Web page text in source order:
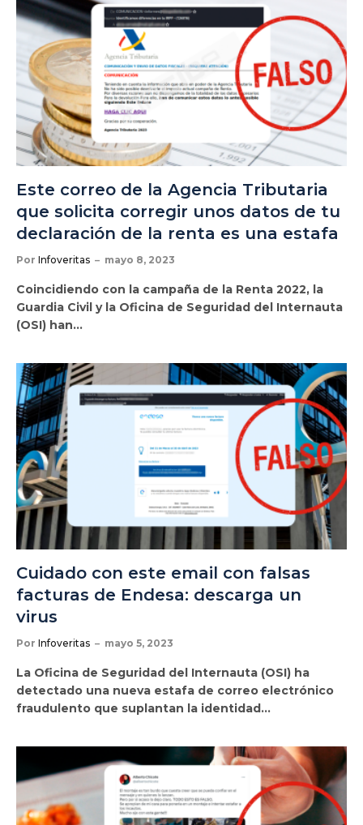
Este correo de la Agencia Tributaria
que solicita corregir unos datos de tu
declaración de la renta es una estafa
Por Infoveritas mayo 8, 2023
Coincidiendo con la campaña de la Renta 2022, la
Guardia Civil y la Oficina de Seguridad del Internauta
(OSI) han…
Cuidado con este email con falsas
facturas de Endesa: descarga un
virus
Por Infoveritas mayo 5, 2023
La Oficina de Seguridad del Internauta (OSI) ha
detectado una nueva estafa de correo electrónico
fraudulento que suplantan la identidad…